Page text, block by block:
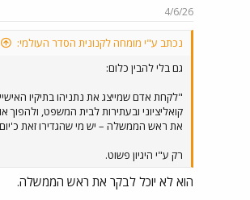
s
4/6/26
נכתב ע"י מומחה לקנונית הסדר העולמי:
גם בלי להבין כלום:
"לקחת אדם שמייצג את נתניהו בתיקיו
קואליציוני ובעתירות לבית המשפט, ולהפוך
את ראש הממשלה – יש מי שהגדירו זאת
רק ע"י היגיון פשוט.
הוא לא יוכל לבקר את ראש הממשלה.